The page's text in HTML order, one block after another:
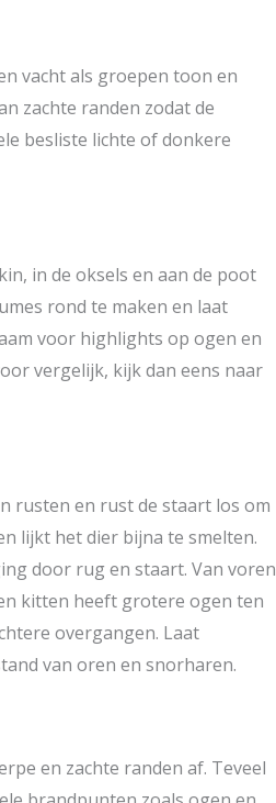
vacht als groepen toon en
zachte randen zodat de
besliste lichte of donkere
in de oksels en aan de poot
rond te maken en laat
voor highlights op ogen en
vergelijk, kijk dan eens naar
rusten en rust de staart los om
lijkt het dier bijna te smelten.
door rug en staart. Van voren
kitten heeft grotere ogen ten
overgangen. Laat
van oren en snorharen.
en zachte randen af. Teveel